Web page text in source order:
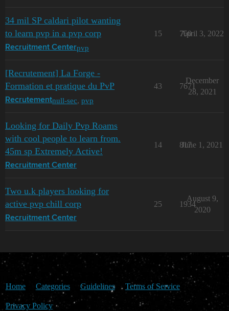
34 mil SP caldari pilot wanting
to learn pvp in a pvp corp
Recruitment Centerpvp
15 750
April 3, 2022
[Recrutement] La Forge -
Formation et pratique du PvP
Recrutementnull-sec, pvp
43 7671
December
28, 2021
Looking for Daily Pvp Roams
with cool people to learn from.
45m sp Extremely Active!
Recruitment Center
14 817
June 1, 2021
Two u.k players looking for
active pvp chill corp
Recruitment Center
25 1934
August 9,
2020
Home Categories Guidelines Terms of Service
Privacy Policy